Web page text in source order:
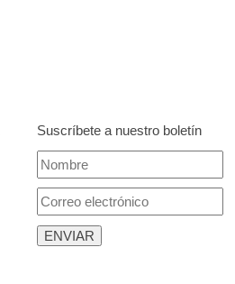
Suscríbete a nuestro boletín